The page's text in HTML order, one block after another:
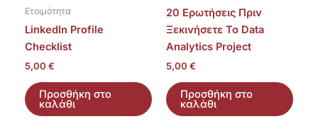
Ετοιμότητα
LinkedIn Profile
Checklist
5,00 €
Προσθήκη στο
καλάθι
20 Ερωτήσεις Πριν
Ξεκινήσετε Το Data
Analytics Project
5,00 €
Προσθήκη στο
καλάθι